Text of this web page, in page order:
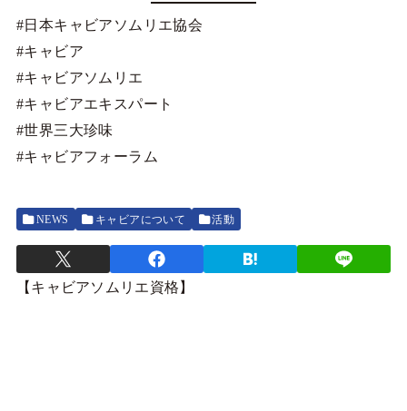
#日本キャビアソムリエ協会
#キャビア
#キャビアソムリエ
#キャビアエキスパート
#世界三大珍味
#キャビアフォーラム
NEWS キャビアについて 活動
【キャビアソムリエ資格】